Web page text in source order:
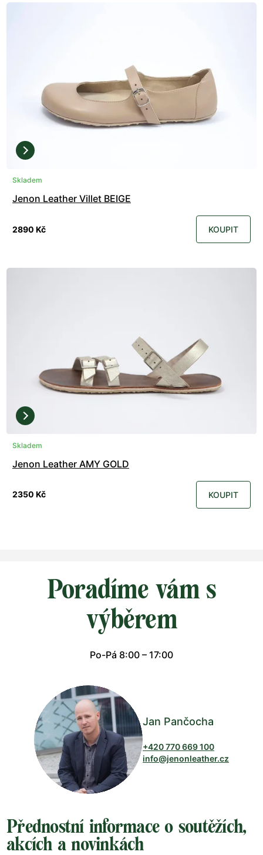
Skladem
Jenon Leather Villet BEIGE
2890 Kč KOUPIT
Skladem
Jenon Leather AMY GOLD
2350 Kč KOUPIT
Poradíme vám s
výběrem
Po-Pá 8:00 – 17:00
Jan Pančocha
+420 770 669 100
info@jenonleather.cz
Přednostní informace o soutěžích,
akcích a novinkách